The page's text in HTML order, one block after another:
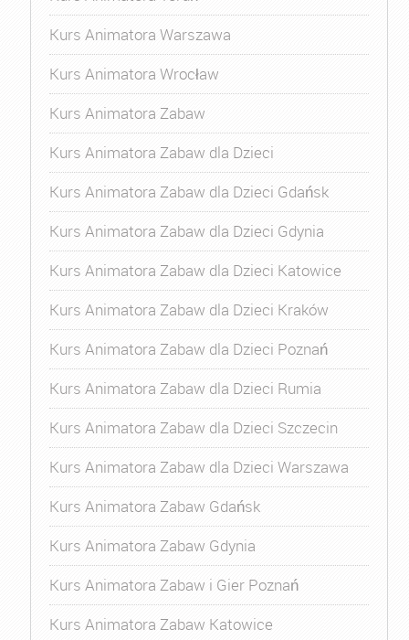
Kurs Animatora Warszawa
Kurs Animatora Wrocław
Kurs Animatora Zabaw
Kurs Animatora Zabaw dla Dzieci
Kurs Animatora Zabaw dla Dzieci Gdańsk
Kurs Animatora Zabaw dla Dzieci Gdynia
Kurs Animatora Zabaw dla Dzieci Katowice
Kurs Animatora Zabaw dla Dzieci Kraków
Kurs Animatora Zabaw dla Dzieci Poznań
Kurs Animatora Zabaw dla Dzieci Rumia
Kurs Animatora Zabaw dla Dzieci Szczecin
Kurs Animatora Zabaw dla Dzieci Warszawa
Kurs Animatora Zabaw Gdańsk
Kurs Animatora Zabaw Gdynia
Kurs Animatora Zabaw i Gier Poznań
Kurs Animatora Zabaw Katowice